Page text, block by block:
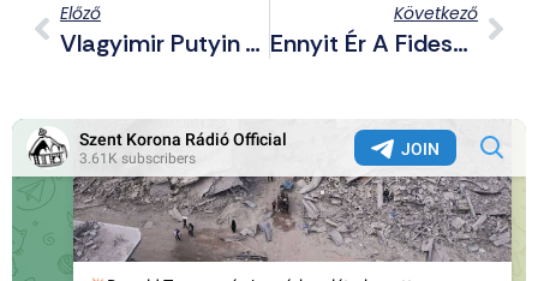
Előző
Vlagyimir Putyin Telefonon Beszélt XIV. Leó Pápával
Következő
Ennyit Ér A Fideszes Szabadságharc: Nem Lesz Átláthatósági Törvény